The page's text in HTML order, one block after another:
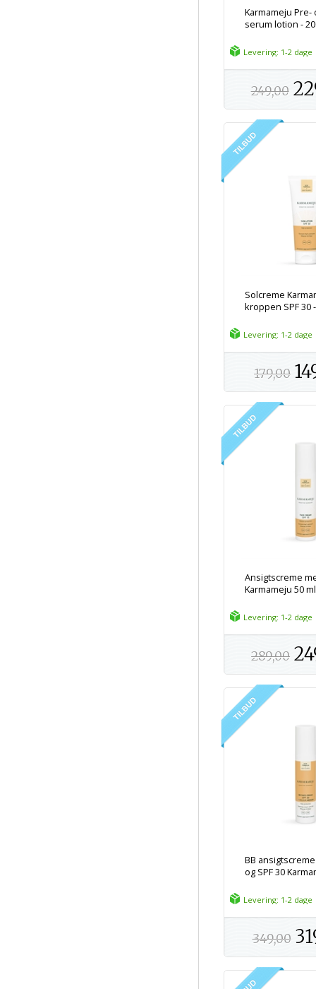
Karmameju
serum lotion -
Levering: 1-2 dage
249,00
Solcreme
kroppen SPF 30
Levering: 1-2 dage
179,00
Ansigtscreme
Karmameju 50
Levering: 1-2 dage
289,00
BB
og SPF 30
Levering: 1-2 dage
349,00